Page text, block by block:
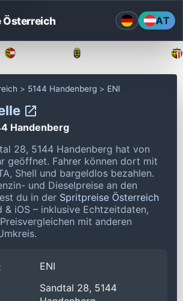
Österreich AT
5144 Handenberg ENI
Handenberg
28, 5144 Handenberg hat von
geöffnet. Fahrer können dort mit
Shell und bargeldlos bezahlen.
und Dieselpreise an den
du in der Spritpreise Österreich
& iOS – inklusive Echtzeitdaten,
mit anderen
ENI
Sandtal 28, 5144